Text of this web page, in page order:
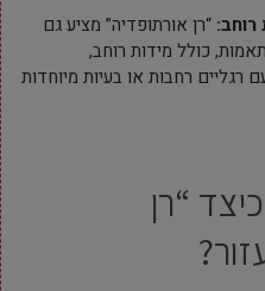
רוחב: “רן אורתופדיה” מציע גם
כולל מידות רוחב,
רחבות או בעיות מיוחדות
“רן